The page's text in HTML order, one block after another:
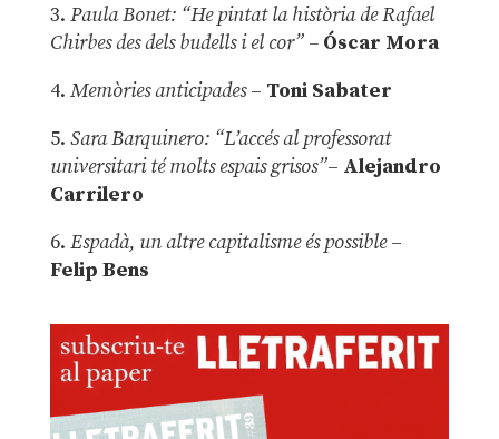
3. Paula Bonet: “He pintat la història de Rafael
Chirbes des dels budells i el cor” –Óscar Mora
4. Memòries anticipades– Toni Sabater
5. Sara Barquinero: “L’accés al professorat
universitari té molts espais grisos”– Alejandro
Carrilero
6. Espadà, un altre capitalisme és possible –
Felip Bens